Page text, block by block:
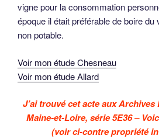
vigne pour la consommation
époque il était préférable de boire du
non potable.
Voir mon étude Chesneau
Voir mon étude Allard
J’ai trouvé cet acte aux
Maine-et-Loire, série 5E36 –
(voir ci-contre propriété